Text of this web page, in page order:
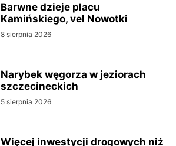
Barwne dzieje placu
Kamińskiego, vel Nowotki
8 sierpnia 2026
Narybek węgorza w jeziorach
szczecineckich
5 sierpnia 2026
Więcej inwestycji drogowych niż